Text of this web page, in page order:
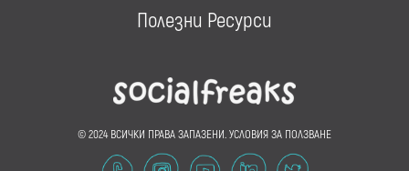
Полезни Ресурси
© 2024 ВСИЧКИ ПРАВА ЗАПАЗЕНИ. УСЛОВИЯ ЗА ПОЛЗВАНЕ